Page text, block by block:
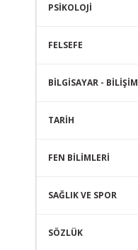
PSİKOLOJİ
FELSEFE
BİLGİSAYAR - BİLİŞİM
TARİH
FEN BİLİMLERİ
SAĞLIK VE SPOR
SÖZLÜK